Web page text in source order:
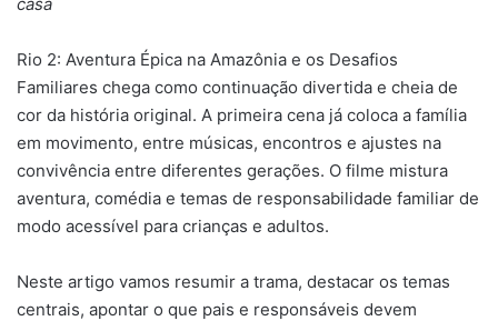
Rio 2: Aventura Épica na Amazônia e os Desafios
Familiares chega como continuação divertida e cheia de
cor da história original. A primeira cena já coloca a família
em movimento, entre músicas, encontros e ajustes na
convivência entre diferentes gerações. O filme mistura
aventura, comédia e temas de responsabilidade familiar de
modo acessível para crianças e adultos.
Neste artigo vamos resumir a trama, destacar os temas
centrais, apontar o que pais e responsáveis devem